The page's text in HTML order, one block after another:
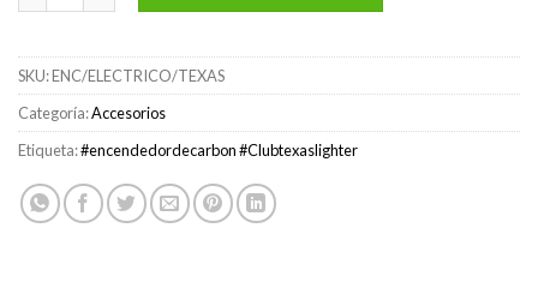
SKU:ENC/ELECTRICO/TEXAS
Categoría:Accesorios
Etiqueta:#encendedordecarbon #Clubtexaslighter